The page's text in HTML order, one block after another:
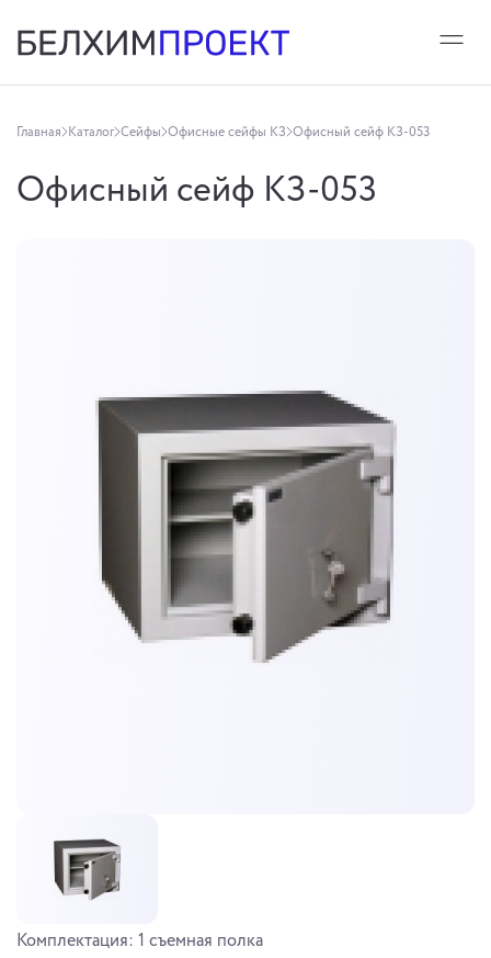
Главная Каталог Сейфы Офисные сейфы КЗ Офисный сейф КЗ-053
Офисный сейф КЗ-053
Комплектация: 1 съемная полка